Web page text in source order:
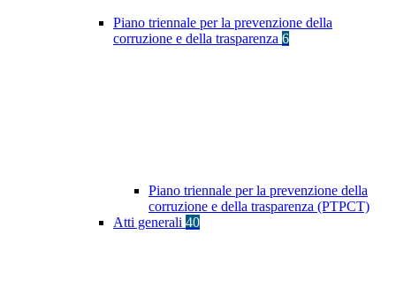
Piano triennale per la prevenzione della
corruzione e della trasparenza 6
Piano triennale per la prevenzione della
corruzione e della trasparenza (PTPCT)
Atti generali 40